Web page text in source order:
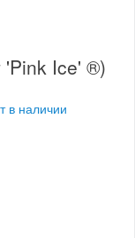
'Pink Ice' ®)
в наличии